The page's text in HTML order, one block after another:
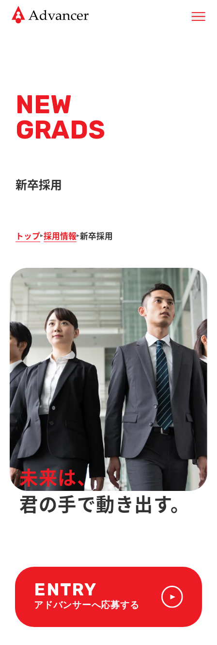
NEW
GRADS
新卒採用
トップ 採用情報 新卒採用
未来は、
君の手で動き出す。
ENTRY
アドバンサーへ応募する